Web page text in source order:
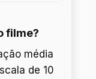
filme?
média
de 10